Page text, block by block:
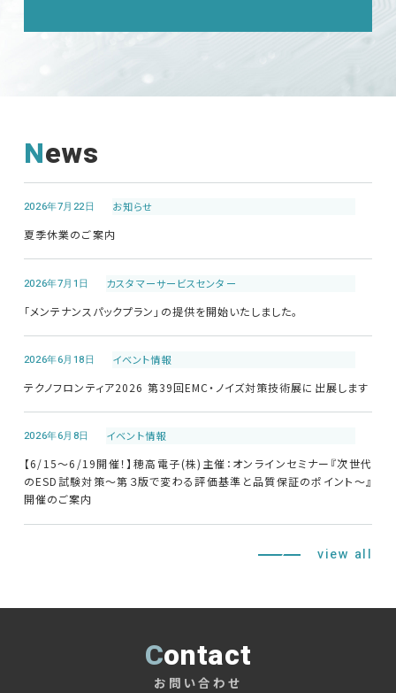
News
2026年7月22日 お知らせ
夏季休業のご案内
2026年7月1日 カスタマーサービスセンター
「メンテナンスパックプラン」の提供を開始いたしました。
2026年6月18日 イベント情報
テクノフロンティア2026 第39回EMC・ノイズ対策技術展に出展します
2026年6月8日 イベント情報
【6/15～6/19開催！】穂高電子(株)主催：オンラインセミナー『次世代
のESD試験対策～第３版で変わる評価基準と品質保証のポイント～』
開催のご案内
view all
Contact
お問い合わせ